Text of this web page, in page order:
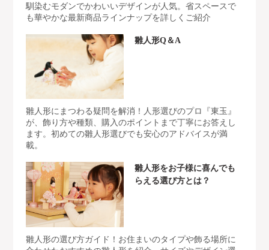
馴染むモダンでかわいいデザインが人気。省スペースで
も華やかな最新商品ラインナップを詳しくご紹介
雛人形Q＆A
雛人形にまつわる疑問を解消！人形選びのプロ『東玉』
が、飾り方や種類、購入のポイントまで丁寧にお答えし
ます。初めての雛人形選びでも安心のアドバイスが満
載。
雛人形をお子様に喜んでも
らえる選び方とは？
雛人形の選び方ガイド！お住まいのタイプや飾る場所に